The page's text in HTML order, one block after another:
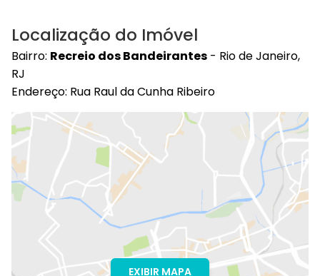
Localização do Imóvel
Bairro: Recreio dos Bandeirantes - Rio de Janeiro,
RJ
Endereço: Rua Raul da Cunha Ribeiro
EXIBIR MAPA